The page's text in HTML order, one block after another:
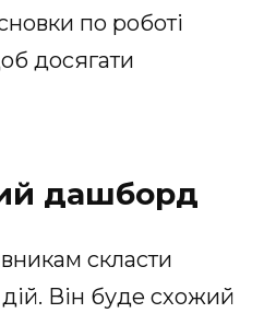
по роботі
досягати
дашборд
скласти
Він буде схожий